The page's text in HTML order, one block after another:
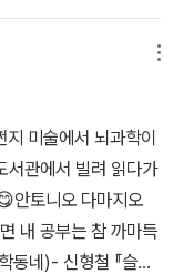
은 본보기”라고도 할
추동물들은 느낌을
문명이 탄생했고 생
설명하자면, 문명과
느낌을 지양하려는
항상성에 기인하는
는 과정 동안 감정이
고 주장하고 있다. ​<
책을 먼저 들여다봐야
나의 실체라고 했던
피노자! 그 스피노자
미술에서 뇌과학이
관에서 빌려 읽다가
안토니오 다마지오
내 공부는 참 까마득
동네)- 신형철 『슬픔